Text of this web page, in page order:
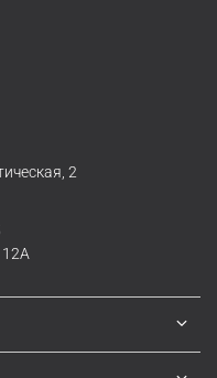
2